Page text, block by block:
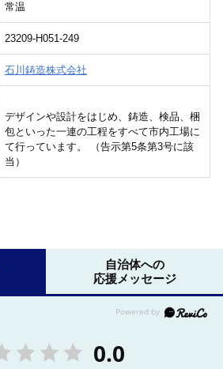
常温
23209-H051-249
石川鋳造株式会社
デザインや設計をはじめ、鋳造、検品、梱
包といった一連の工程をすべて市内工場に
て行っています。 （告示第5条第3号に該
当）
自治体への
応援メッセージ
0.0